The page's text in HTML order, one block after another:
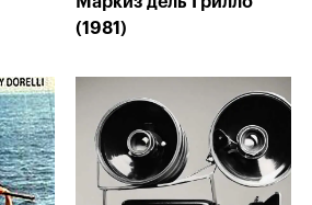
(1981)